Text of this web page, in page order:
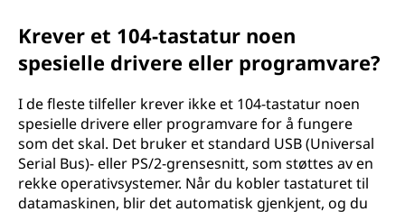
Krever et 104-tastatur noen
spesielle drivere eller programvare?
I de fleste tilfeller krever ikke et 104-tastatur noen
spesielle drivere eller programvare for å fungere
som det skal. Det bruker et standard USB (Universal
Serial Bus)- eller PS/2-grensesnitt, som støttes av en
rekke operativsystemer. Når du kobler tastaturet til
datamaskinen, blir det automatisk gjenkjent, og du